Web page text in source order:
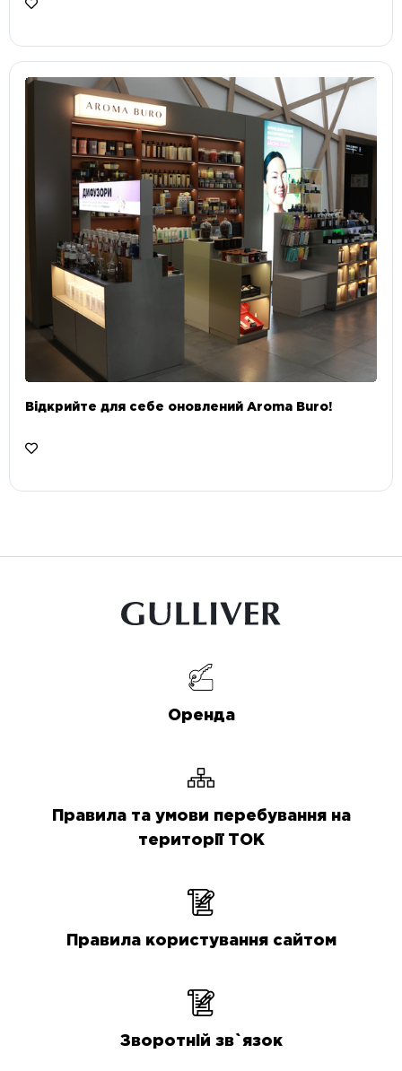
Відкрийте для себе оновлений Aroma Buro! ⠀
Оренда
Правила та умови перебування на
території ТОК
Правила користування сайтом
Зворотній зв`язок